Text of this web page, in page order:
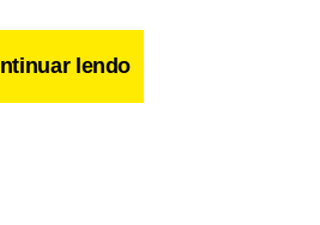
pau. Eu gostaria de
moral e cívica, um montão
boas. Eu ouvi outro dia, tive o
lendo